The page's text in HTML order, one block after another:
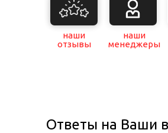
наши
отзывы
наши
менеджеры
Ответы на Ваши